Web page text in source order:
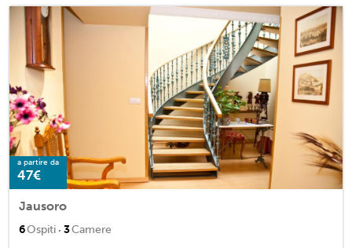
a partire da
47€
Jausoro
6Ospiti · 3Camere